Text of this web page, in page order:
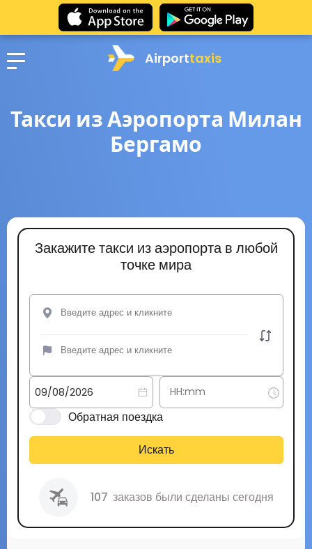
Airporttaxis
Такси из Аэропорта Милан
Бергамо
Закажите такси из аэропорта в любой
точке мира
Обратная поездка
Искать
107 заказов были сделаны сегодня